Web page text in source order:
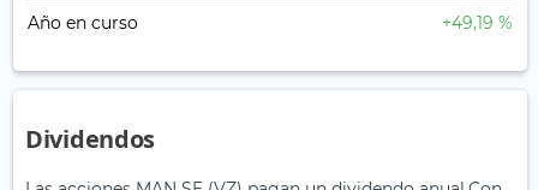
Año en curso +49,19 %
Dividendos